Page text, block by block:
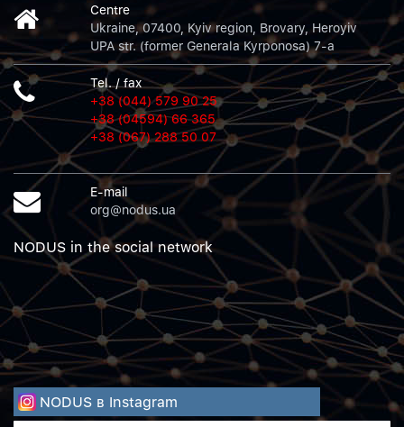
Centre
Ukraine, 07400, Kyiv region, Brovary, Heroyiv
UPA str. (former Generala Kyrponosa) 7-a
Tel. / fax
+38 (044) 579 90 25
+38 (04594) 66 365
+38 (067) 288 50 07
E-mail
org@nodus.ua
NODUS in the social network
NODUS в Instagram